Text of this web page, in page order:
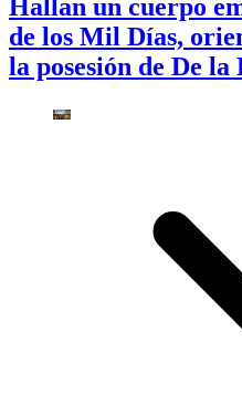
Hallan un cuerpo
de los Mil Días,
la posesión de De